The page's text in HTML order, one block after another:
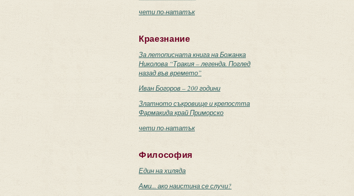
чети по-нататък
Краезнание
За летописната книга на Божанка
Николова “Тракия – легенда. Поглед
назад във времето”
Иван Богоров – 200 години
Златното съкровище и крепостта
Фармакида край Приморско
чети по-нататък
Философия
Един на хиляда
Ами... ако наистина се случи?